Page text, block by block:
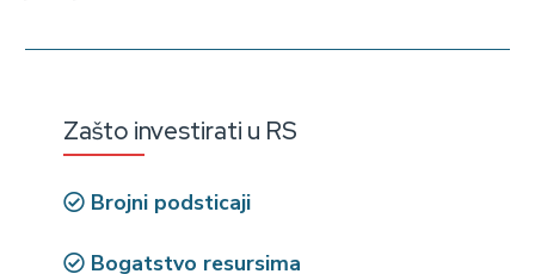
Zašto investirati u RS
Brojni podsticaji
Bogatstvo resursima